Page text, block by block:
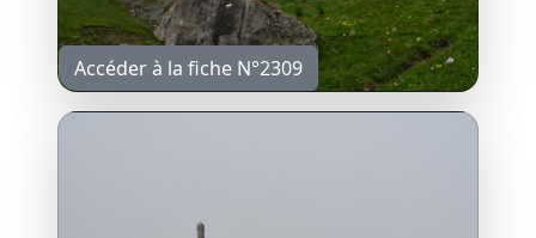
Accéder à la fiche N°2309